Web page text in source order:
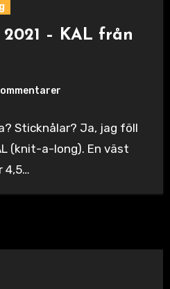
– KAL från
Sticknålar? Ja, jag föll
(knit-a-long). En väst
4,5…